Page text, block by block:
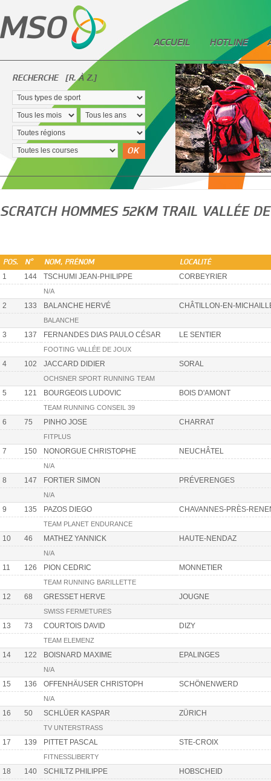
ACCUEIL HOTLINE
RECHERCHE [R. À Z.]
OK
SCRATCH HOMMES 52KM TRAIL VALLÉE DE
POS. N° NOM, PRÉNOM LOCALITÉ
1 144 TSCHUMI JEAN-PHILIPPE CORBEYRIER
N/A
2 133 BALANCHE HERVÉ CHÂTILLON-EN-
BALANCHE
3 137 FERNANDES DIAS PAULO CÉSAR LE SENTIER
FOOTING VALLÉE DE JOUX
4 102 JACCARD DIDIER SORAL
OCHSNER SPORT RUNNING TEAM
5 121 BOURGEOIS LUDOVIC BOIS D'AMONT
TEAM RUNNING CONSEIL 39
6 75 PINHO JOSE CHARRAT
FITPLUS
7 150 NONORGUE CHRISTOPHE NEUCHÂTEL
N/A
8 147 FORTIER SIMON PRÉVERENGES
N/A
9 135 PAZOS DIEGO CHAVANNES-PRÈS-
TEAM PLANET ENDURANCE
10 46 MATHEZ YANNICK HAUTE-NENDAZ
N/A
11 126 PION CEDRIC MONNETIER
TEAM RUNNING BARILLETTE
12 68 GRESSET HERVE JOUGNE
SWISS FERMETURES
13 73 COURTOIS DAVID DIZY
TEAM ELEMENZ
14 122 BOISNARD MAXIME EPALINGES
N/A
15 136 OFFENHÄUSER CHRISTOPH SCHÖNENWERD
N/A
16 50 SCHLÜER KASPAR ZÜRICH
TV UNTERSTRASS
17 139 PITTET PASCAL STE-CROIX
FITNESSLIBERTY
18 140 SCHILTZ PHILIPPE HOBSCHEID